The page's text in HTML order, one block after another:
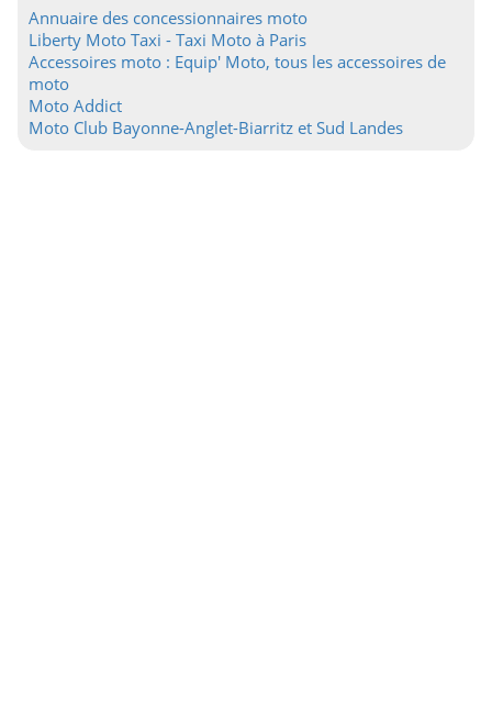
Annuaire des concessionnaires moto
Liberty Moto Taxi - Taxi Moto à Paris
Accessoires moto : Equip' Moto, tous les accessoires de
moto
Moto Addict
Moto Club Bayonne-Anglet-Biarritz et Sud Landes